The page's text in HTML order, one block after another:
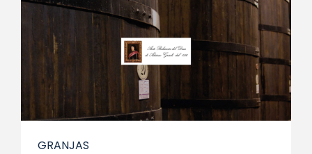
GRANJAS